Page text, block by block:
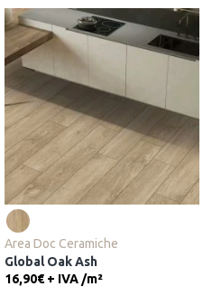
Area Doc Ceramiche
Global Oak Ash
16,90€ + IVA /m²